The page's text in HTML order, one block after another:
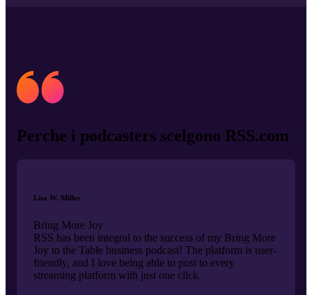
Perche i podcasters scelgono RSS.com
Lisa W. Miller
Bring More Joy
RSS has been integral to the success of my Bring More
Joy to the Table business podcast! The platform is user-
friendly, and I love being able to post to every
streaming platform with just one click.